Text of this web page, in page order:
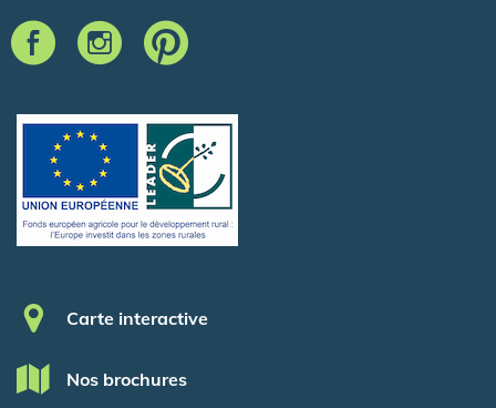
Pied de page
Carte interactive
Nos brochures